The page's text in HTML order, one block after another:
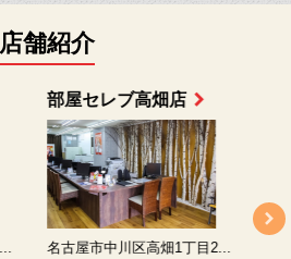
店舗紹介
部屋セレブ中村店
名古屋市中村区太閤通9-1...